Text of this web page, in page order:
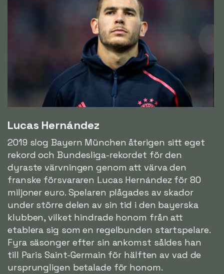
Lucas Hernández
2019 slog Bayern München återigen sitt eget
rekord och Bundesliga-rekordet för den
dyraste värvningen genom att värva den
franske försvararen Lucas Hernández för 80
miljoner euro. Spelaren plågades av skador
under större delen av sin tid i den bayerska
klubben, vilket hindrade honom från att
etablera sig som en regelbunden startspelare.
Fyra säsonger efter sin ankomst såldes han
till Paris Saint-Germain för hälften av vad de
ursprungligen betalade för honom.